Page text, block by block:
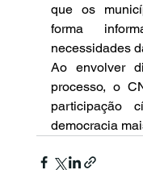
que os
forma
necessidades
Ao envolver
processo, o
participação
democracia